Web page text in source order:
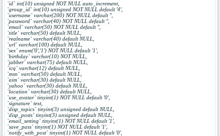
`id` int(10) unsigned NOT NULL auto_increment,
`group_id` int(10) unsigned NOT NULL default '4',
`username` varchar(200) NOT NULL default '',
`password` varchar(40) NOT NULL default '',
`email` varchar(50) NOT NULL default '',
`title` varchar(50) default NULL,
`realname` varchar(40) default NULL,
`url` varchar(100) default NULL,
`sex` enum('0','1') NOT NULL default '1',
`birthday` varchar(10) NOT NULL,
`jabber` varchar(75) default NULL,
`icq` varchar(12) default NULL,
`msn` varchar(50) default NULL,
`aim` varchar(30) default NULL,
`yahoo` varchar(30) default NULL,
`location` varchar(30) default NULL,
`use_avatar` tinyint(1) NOT NULL default '0',
`signature` text,
`disp_topics` tinyint(3) unsigned default NULL,
`disp_posts` tinyint(3) unsigned default NULL,
`email_setting` tinyint(1) NOT NULL default '1',
`save_pass` tinyint(1) NOT NULL default '1',
`notify_with_post` tinyint(1) NOT NULL default '0',